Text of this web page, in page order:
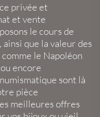
privée et
et vente
le cours de
, ainsi que la valeur des
comme le Napoléon
ou encore
numismatique sont là
pièce
meilleures offres